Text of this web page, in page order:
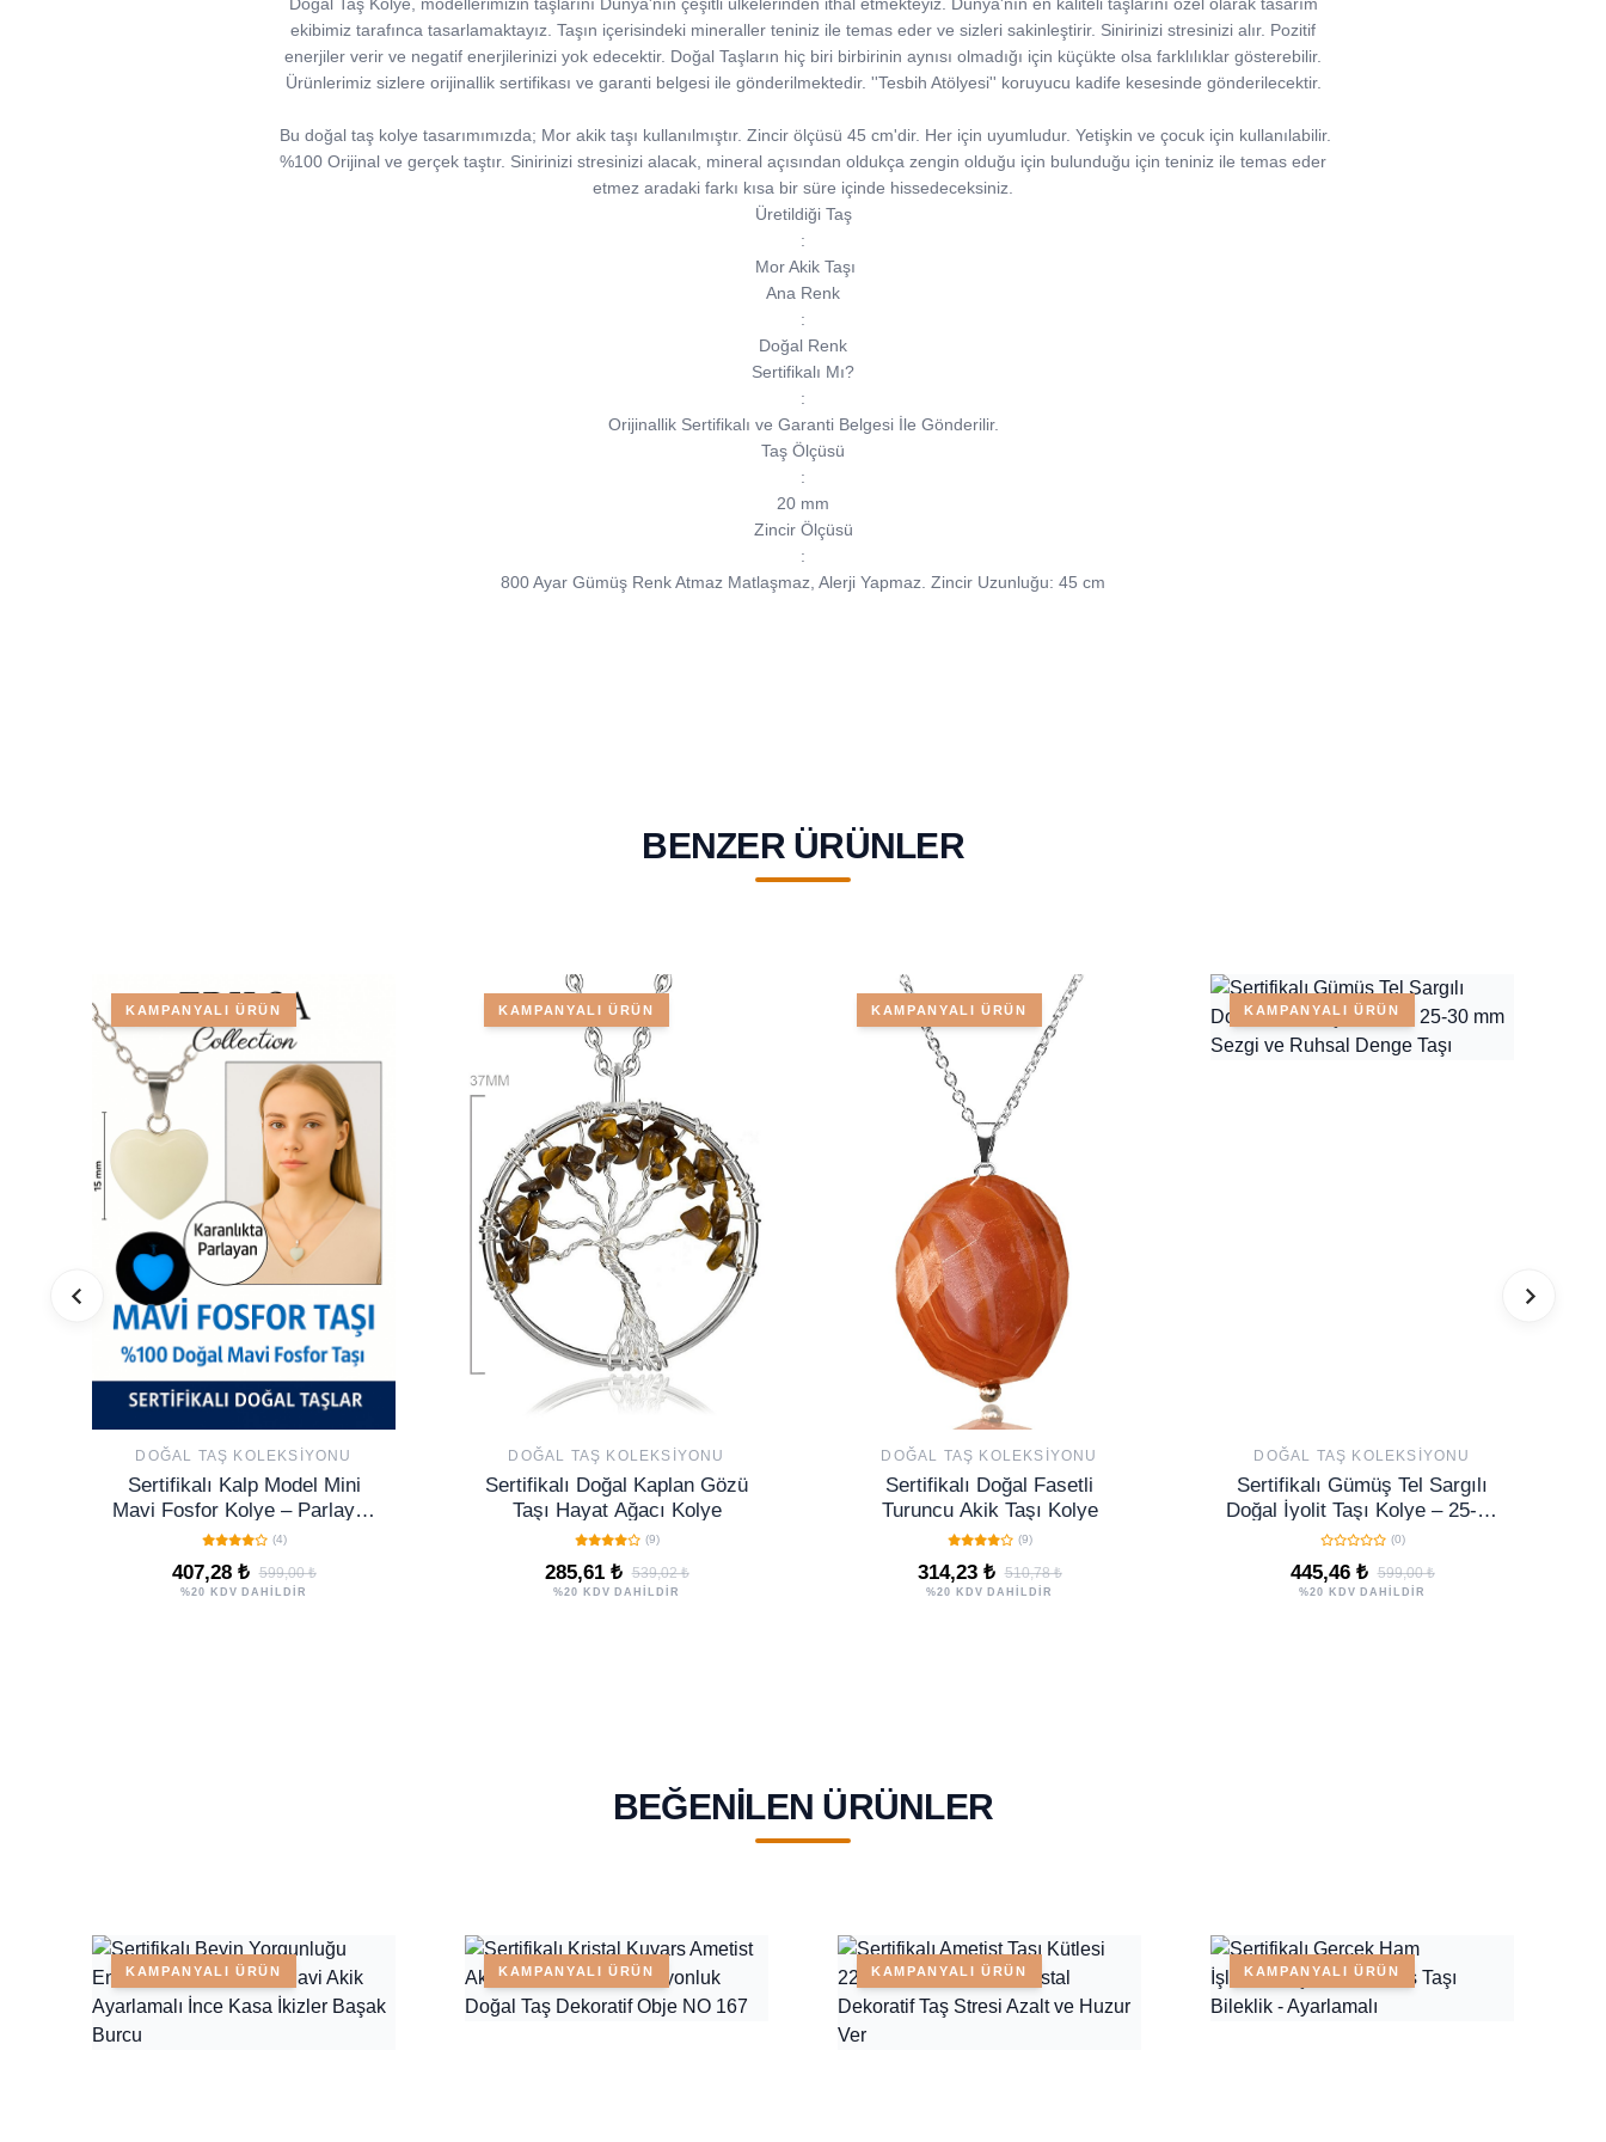
Doğal Taş Kolye, modellerimizin taşlarını Dünya'nın çeşitli ülkelerinden ithal etmekteyiz. Dünya'nın en kaliteli taşlarını özel olarak tasarım
ekibimiz tarafınca tasarlamaktayız. Taşın içerisindeki mineraller teniniz ile temas eder ve sizleri sakinleştirir. Sinirinizi stresinizi alır. Pozitif
enerjiler verir ve negatif enerjilerinizi yok edecektir. Doğal Taşların hiç biri birbirinin aynısı olmadığı için küçükte olsa farklılıklar gösterebilir.
Ürünlerimiz sizlere orijinallik sertifikası ve garanti belgesi ile gönderilmektedir. ''Tesbih Atölyesi'' koruyucu kadife kesesinde gönderilecektir.
Bu doğal taş kolye tasarımımızda; Mor akik taşı kullanılmıştır. Zincir ölçüsü 45 cm'dir. Her için uyumludur. Yetişkin ve çocuk için kullanılabilir.
%100 Orijinal ve gerçek taştır. Sinirinizi stresinizi alacak, mineral açısından oldukça zengin olduğu için bulunduğu için teniniz ile temas eder
etmez aradaki farkı kısa bir süre içinde hissedeceksiniz.
Üretildiği Taş
:
Mor Akik Taşı
Ana Renk
:
Doğal Renk
Sertifikalı Mı?
:
Orijinallik Sertifikalı ve Garanti Belgesi İle Gönderilir.
Taş Ölçüsü
:
20 mm
Zincir Ölçüsü
:
800 Ayar Gümüş Renk Atmaz Matlaşmaz, Alerji Yapmaz. Zincir Uzunluğu: 45 cm
BENZER ÜRÜNLER
KAMPANYALI ÜRÜN
DOĞAL TAŞ KOLEKSIYONU
Sertifikalı Kalp Model Mini
Mavi Fosfor Kolye – Parlayan
Enerji ve Pozitif Titreşim Taşı
(4)
407,28 ₺ 599,00 ₺
%20 KDV DAHİLDİR
KAMPANYALI ÜRÜN
DOĞAL TAŞ KOLEKSIYONU
Sertifikalı Doğal Kaplan Gözü
Taşı Hayat Ağacı Kolye
(9)
285,61 ₺ 539,02 ₺
%20 KDV DAHİLDİR
KAMPANYALI ÜRÜN
DOĞAL TAŞ KOLEKSIYONU
Sertifikalı Doğal Fasetli
Turuncu Akik Taşı Kolye
(9)
314,23 ₺ 510,78 ₺
%20 KDV DAHİLDİR
KAMPANYALI ÜRÜN
DOĞAL TAŞ KOLEKSIYONU
Sertifikalı Gümüş Tel Sargılı
Doğal İyolit Taşı Kolye – 25-30
mm Sezgi ve Ruhsal Denge
Taşı
(0)
445,46 ₺ 599,00 ₺
%20 KDV DAHİLDİR
BEĞENILEN ÜRÜNLER
KAMPANYALI ÜRÜN KAMPANYALI ÜRÜN KAMPANYALI ÜRÜN KAMPANYALI ÜRÜN